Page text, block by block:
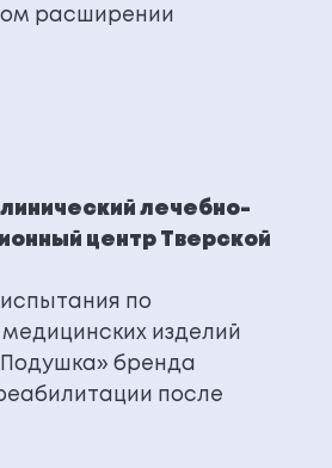
расширении
лечебно-
центр Тверской
по
изделий
бренда
после